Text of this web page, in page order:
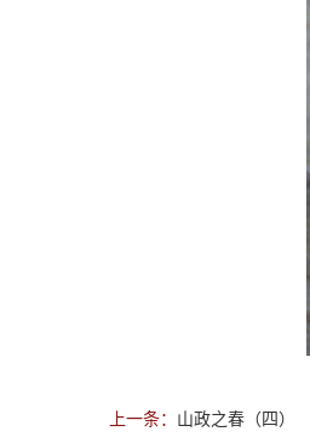
上一条： 山政之春（四）